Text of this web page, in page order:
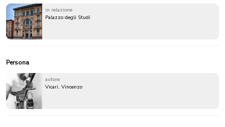
in relazione
Palazzo degli Studi
Persona
autore
Vicari, Vincenzo